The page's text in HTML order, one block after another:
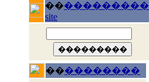
�����������
site
����������